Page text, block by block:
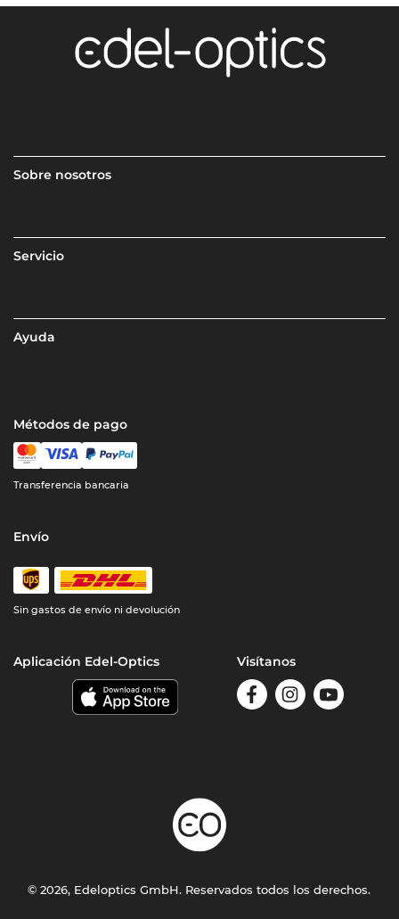
Sobre nosotros
Servicio
Ayuda
Métodos de pago
Transferencia bancaria
Envío
Sin gastos de envío ni devolución
Aplicación Edel-Optics Visítanos
© 2026, Edeloptics GmbH. Reservados todos los derechos.